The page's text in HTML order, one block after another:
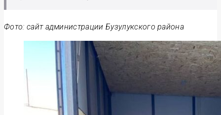
Фото: сайт администрации Бузулукского района